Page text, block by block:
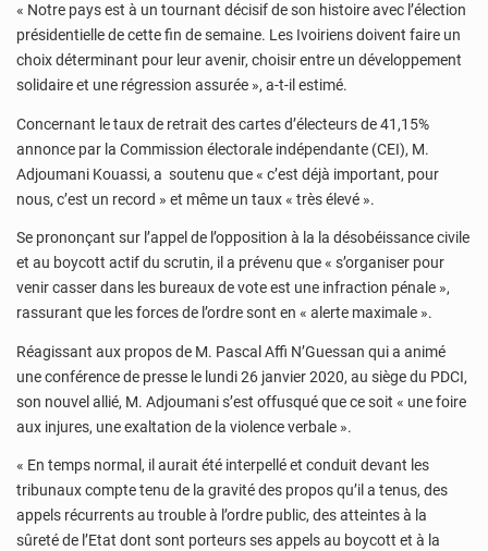
« Notre pays est à un tournant décisif de son histoire avec l’élection
présidentielle de cette fin de semaine. Les Ivoiriens doivent faire un
choix déterminant pour leur avenir, choisir entre un développement
solidaire et une régression assurée », a-t-il estimé.
Concernant le taux de retrait des cartes d’électeurs de 41,15%
annonce par la Commission électorale indépendante (CEI), M.
Adjoumani Kouassi, a soutenu que « c’est déjà important, pour
nous, c’est un record » et même un taux « très élevé ».
Se prononçant sur l’appel de l’opposition à la la désobéissance civile
et au boycott actif du scrutin, il a prévenu que « s’organiser pour
venir casser dans les bureaux de vote est une infraction pénale »,
rassurant que les forces de l’ordre sont en « alerte maximale ».
Réagissant aux propos de M. Pascal Affi N’Guessan qui a animé
une conférence de presse le lundi 26 janvier 2020, au siège du PDCI,
son nouvel allié, M. Adjoumani s’est offusqué que ce soit « une foire
aux injures, une exaltation de la violence verbale ».
« En temps normal, il aurait été interpellé et conduit devant les
tribunaux compte tenu de la gravité des propos qu’il a tenus, des
appels récurrents au trouble à l’ordre public, des atteintes à la
sûreté de l’Etat dont sont porteurs ses appels au boycott et à la